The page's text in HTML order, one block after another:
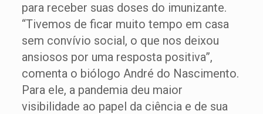
para receber suas doses do imunizante.
“Tivemos de ficar muito tempo em casa
sem convívio social, o que nos deixou
ansiosos por uma resposta positiva”,
comenta o biólogo André do Nascimento.
Para ele, a pandemia deu maior
visibilidade ao papel da ciência e de sua